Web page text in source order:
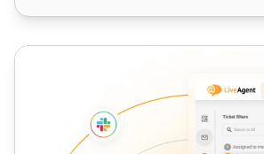
Kundenzufriedenheit im Kundenservice